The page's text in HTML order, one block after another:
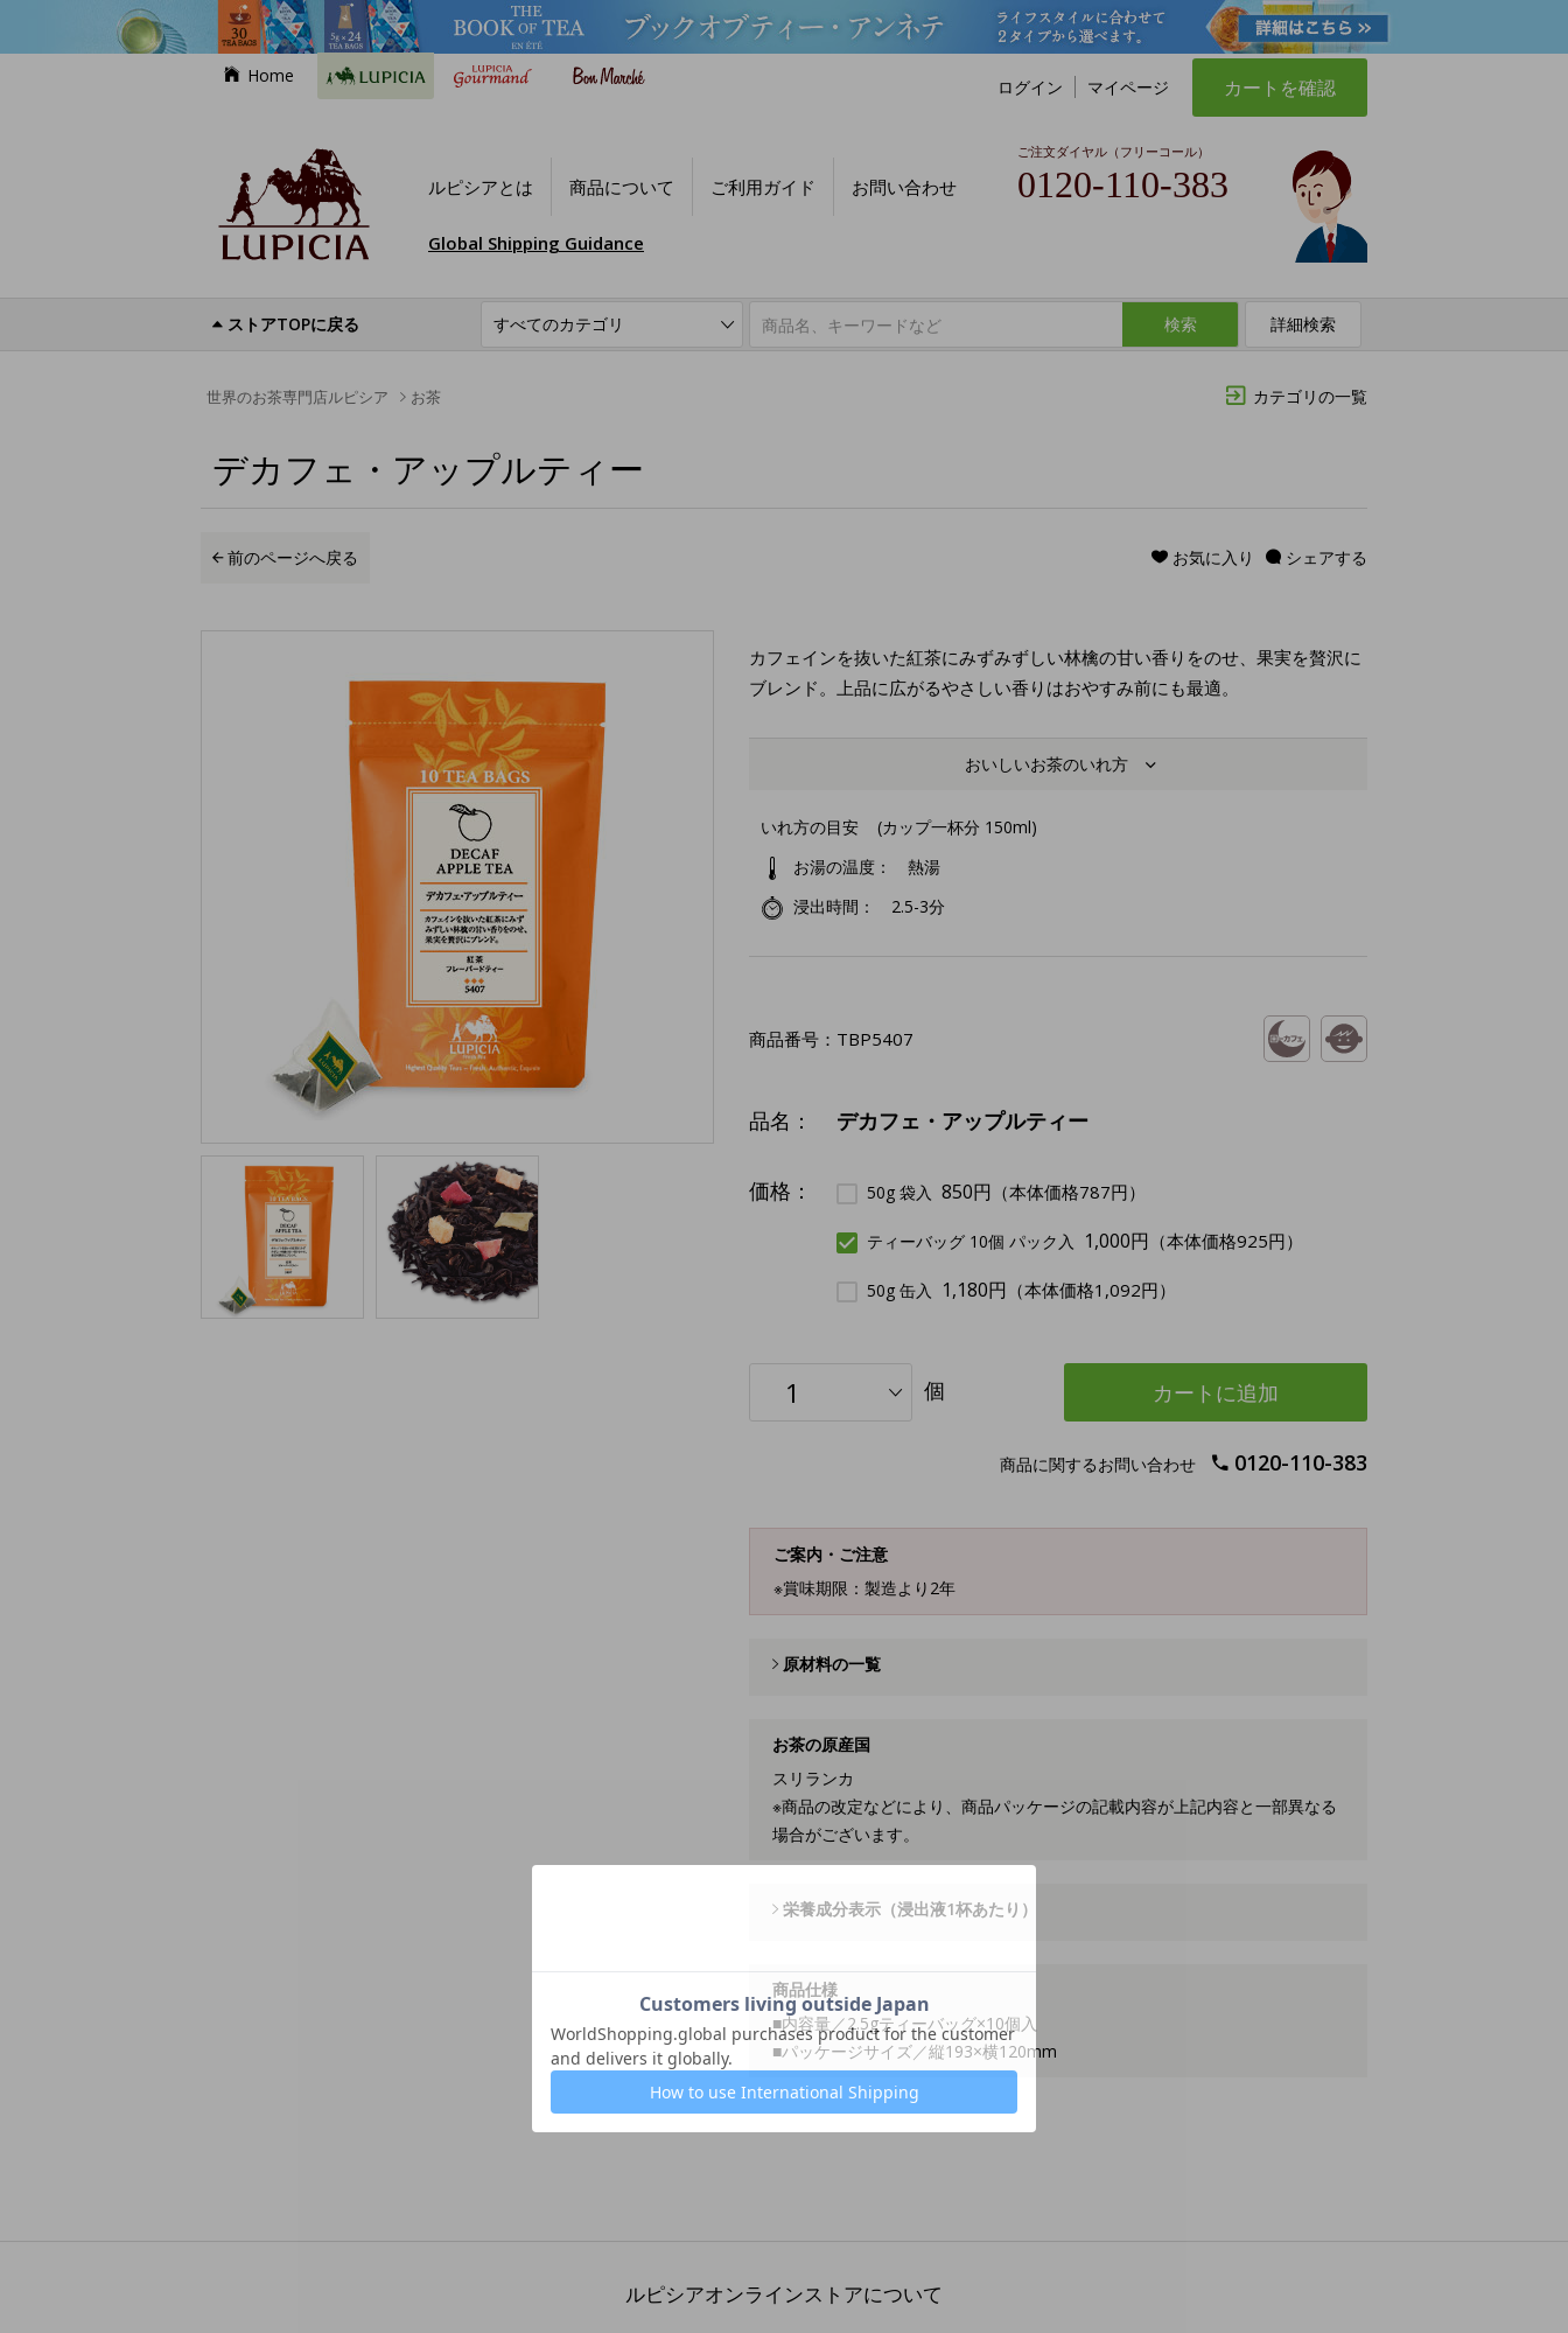
Home
ログイン マイページ カートを確認
ルピシアとは 商品について ご利用ガイド お問い合わせ
ご注文ダイヤル（フリーコール）
0120-110-383
Global Shipping Guidance
ストアTOPに戻る 検索 詳細検索
カテゴリの一覧
世界のお茶専門店ルピシア お茶
デカフェ・アップルティー
前のページへ戻る シェアする
お気に入り
カフェインを抜いた紅茶にみずみずしい林檎の甘い香りをのせ、果実を贅沢に
ブレンド。上品に広がるやさしい香りはおやすみ前にも最適。
おいしいお茶のいれ方
いれ方の目安
(カップ一杯分 150ml)
お湯の温度
熱湯
浸出時間
2.5-3分
商品番号： TBP5407
品名： デカフェ・アップルティー
価格： 50g 袋入 850円 （本体価格787円）
ティーバッグ 10個 パック入 1,000円 （本体価格925円）
50g 缶入 1,180円 （本体価格1,092円）
個 カートに追加
商品に関するお問い合わせ 0120-110-383
ご案内・ご注意
※賞味期限：製造より2年
原材料の一覧
お茶の原産国
スリランカ
※商品の改定などにより、商品パッケージの記載内容が上記内容と一部異なる
場合がございます。
栄養成分表示（浸出液1杯あたり）
商品仕様
■内容量／2.5gティーバッグ×10個入
■パッケージサイズ／縦193×横120mm
ルピシアオンラインストアについて